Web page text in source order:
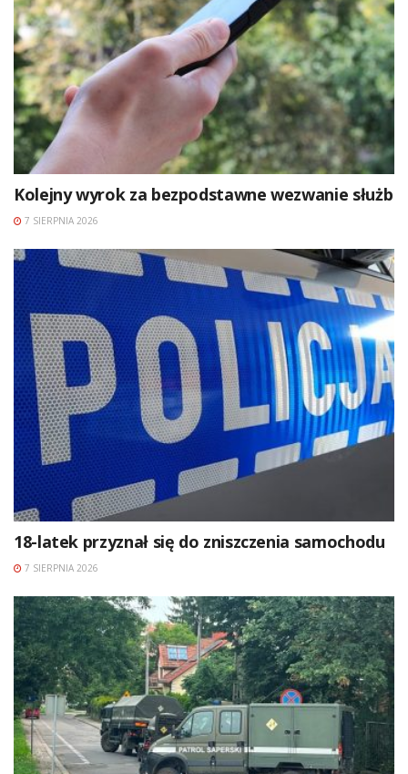
Kolejny wyrok za bezpodstawne wezwanie służb
7 SIERPNIA 2026
18-latek przyznał się do zniszczenia samochodu
7 SIERPNIA 2026